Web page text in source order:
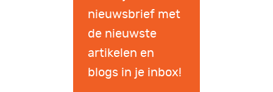
nieuwsbrief met
de nieuwste
artikelen en
blogs in je inbox!